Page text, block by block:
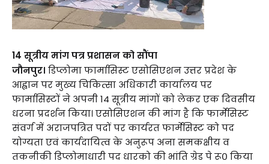
14 सूत्रीय मांग पत्र प्रशासन को सौंपा
जौनपुर। डिप्लोमा फार्मासिस्ट एसोसिएशन उत्तर प्रदेश के
आह्वान पर मुख्य चिकित्सा अधिकारी कार्यालय पर
फार्मासिस्टों ने अपनी 14 सूत्रीय मांगों को लेकर एक दिवसीय
धरना प्रदर्शन किया। एसोसिएशन की मांग है कि फार्मेसिस्ट
संवर्ग में अराजपत्रित पदों पर कार्यरत फार्मेसिस्ट को पद
योग्यता एवं कार्यदायित्व के अनुरूप अना समकक्षीय व
तकनीकी डिप्लोमाधारी पद धारको की भांति ग्रेड पे रू० किया